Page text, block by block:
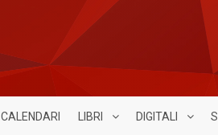
CALENDARI LIBRI DIGITALI